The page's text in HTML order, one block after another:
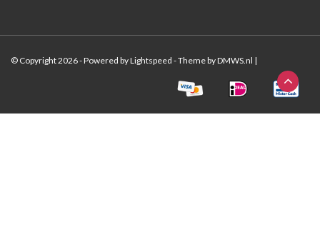
© Copyright 2026 - Powered byLightspeed - Theme byDMWS.nl |